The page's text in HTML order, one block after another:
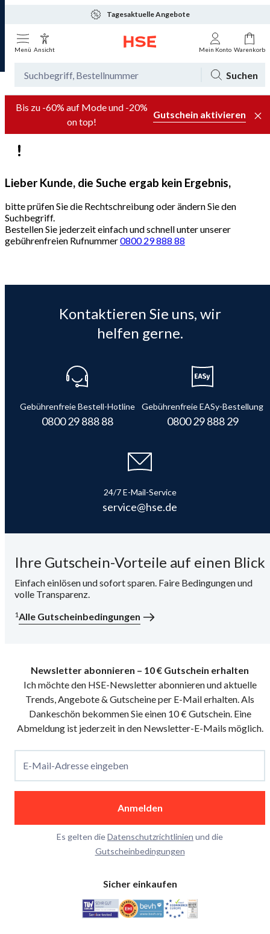
Tagesaktuelle Angebote
Menü Ansicht Mein Konto Warenkorb
Suchen
Bis zu -60% auf Mode und -20%
on top!
Gutschein aktivieren
Lieber Kunde, die Suche ergab kein Ergebnis,
bitte prüfen Sie die Rechtschreibung oder ändern Sie den
Suchbegriff.
Bestellen Sie jederzeit einfach und schnell unter unserer
gebührenfreien Rufnummer0800 29 888 88
Kontaktieren Sie uns, wir
helfen gerne.
Gebührenfreie Bestell-Hotline
0800 29 888 88
Gebührenfreie EASy-Bestellung
0800 29 888 29
24/7 E-Mail-Service
service@hse.de
Ihre Gutschein-Vorteile auf einen Blick
Einfach einlösen und sofort sparen. Faire Bedingungen und
volle Transparenz.
1Alle Gutscheinbedingungen
Newsletter abonnieren – 10 € Gutschein erhalten
Ich möchte den HSE-Newsletter abonnieren und aktuelle
Trends, Angebote & Gutscheine per E-Mail erhalten. Als
Dankeschön bekommen Sie einen 10 € Gutschein. Eine
Abmeldung ist jederzeit in den Newsletter-E-Mails möglich.
E-Mail-Adresse eingeben
Anmelden
Es gelten dieDatenschutzrichtlinien und die
Gutscheinbedingungen
Sicher einkaufen